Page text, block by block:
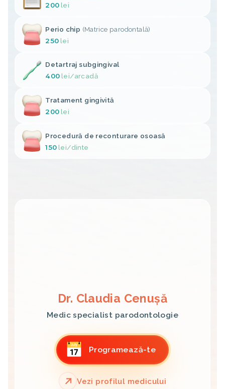
200lei
Perio chip (Matrice parodontală)
250lei
Detartraj subgingival
400lei/arcadă
Tratament gingivită
200lei
Procedură de reconturare osoasă
150lei/dinte
Dr. Claudia Cenușă
Medic specialist parodontologie
Programează-te
Vezi profilul medicului